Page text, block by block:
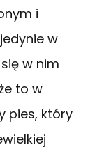
i
w
w nim
to w
pies, który